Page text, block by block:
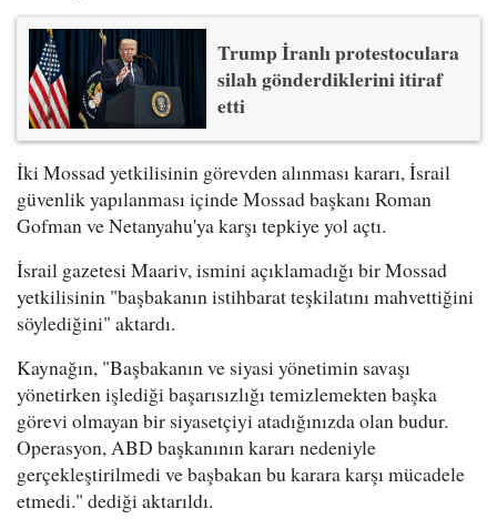
Trump İranlı protestoculara
silah gönderdiklerini itiraf
etti
İki Mossad yetkilisinin görevden alınması kararı, İsrail
güvenlik yapılanması içinde Mossad başkanı Roman
Gofman ve Netanyahu'ya karşı tepkiye yol açtı.
İsrail gazetesi Maariv, ismini açıklamadığı bir Mossad
yetkilisinin "başbakanın istihbarat teşkilatını mahvettiğini
söylediğini" aktardı.
Kaynağın, "Başbakanın ve siyasi yönetimin savaşı
yönetirken işlediği başarısızlığı temizlemekten başka
görevi olmayan bir siyasetçiyi atadığınızda olan budur.
Operasyon, ABD başkanının kararı nedeniyle
gerçekleştirilmedi ve başbakan bu karara karşı mücadele
etmedi." dediği aktarıldı.